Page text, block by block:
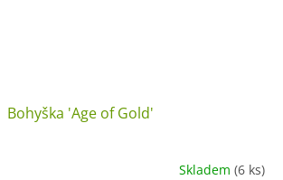
Bohyška 'Age of Gold'
Skladem (6 ks)